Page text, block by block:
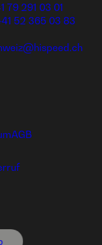
79 291 03 01
52 365 03 83
AGB